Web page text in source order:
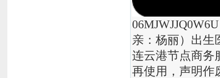
亲：杨丽）出生
连云港节点商务
再使用，声明作